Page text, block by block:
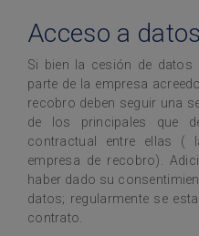
Acceso a
Si bien la cesión de
parte de la empresa
recobro deben seguir una
de los principales que
contractual entre ellas (
empresa de recobro).
haber dado su
datos; regularmente se
contrato.